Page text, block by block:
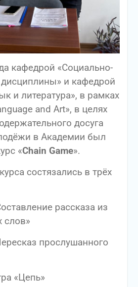
кафедрой «Социально-
и кафедрой
и литература», в рамках
and Art», в целях
досуга
в Академии был
«Chain Game».
состязались в трёх
рассказа из
слов»
прослушанного
«Цепь»